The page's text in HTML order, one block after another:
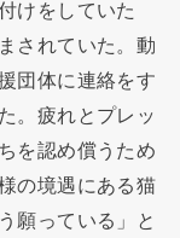
けをしていた
されていた。動
団体に連絡をす
。疲れとプレッ
を認め償うため
の境遇にある猫
願っている」と